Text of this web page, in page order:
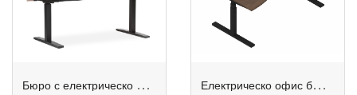
Б
юро с електрическо регулиране на височината - eUP3 Е
лектрическо офис бюро с плот DoubleWave - eModel 2.0